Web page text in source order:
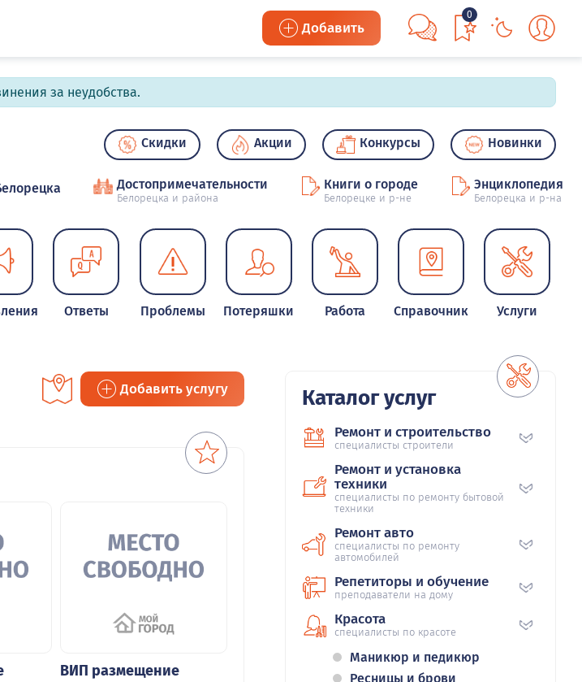
Добавить
0
за неудобства.
Скидки Акции Конкурсы Новинки
Достопримечательности
Белорецка и района
Книги о городе
Белорецке и р-не
Энциклопедия
Белорецка и р-на
Ответы Проблемы Потеряшки Работа Справочник Услуги
Добавить услугу
ВИП размещение
Каталог услуг
Ремонт и строительство
специалисты строители
Ремонт и установка
техники
специалисты по ремонту бытовой
техники
Ремонт авто
специалисты по ремонту
автомобилей
Репетиторы и обучение
преподаватели на дому
Красота
специалисты по красоте
Маникюр и педикюр
Ресницы и брови